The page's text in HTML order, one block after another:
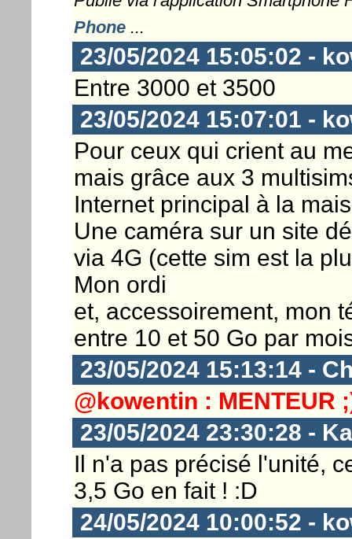
Phone...
23/05/2024 15:05:02 -
Entre 3000 et 3500
23/05/2024 15:07:01 -
Pour ceux qui crient au
mais grâce aux 3
Internet principal à la
Une caméra sur un site
via 4G (cette sim est la
Mon ordi
et, accessoirement, mon
entre 10 et 50 Go par
23/05/2024 15:13:14 -
@kowentin : MENTEUR
23/05/2024 23:30:28 -
Il n'a pas précisé l'unité,
3,5 Go en fait ! :D
24/05/2024 10:00:52 -